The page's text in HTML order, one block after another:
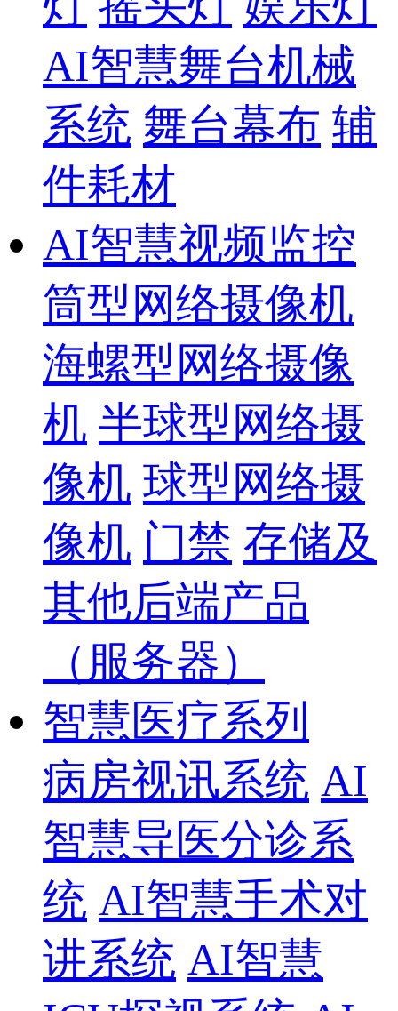
AI智慧舞台机械
系统 舞台幕布 辅
件耗材
AI智慧视频监控
筒型网络摄像机
海螺型网络摄像
机 半球型网络摄
像机 球型网络摄
像机 门禁 存储及
其他后端产品
（服务器）
智慧医疗系列
病房视讯系统 AI
智慧导医分诊系
统 AI智慧手术对
讲系统 AI智慧